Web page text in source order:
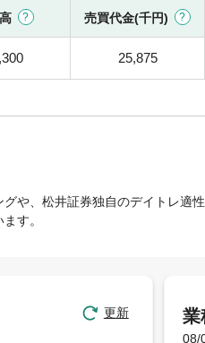
売買代金(千円)
25,875
や、松井証券独自のデイトレ適性
す。